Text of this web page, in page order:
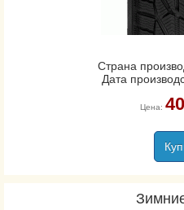
Страна
Дата
Цена: